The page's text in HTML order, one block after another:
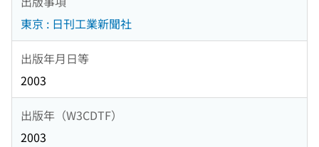
東京 : 日刊工業新聞社
出版年月日等
2003
出版年（W3CDTF）
2003